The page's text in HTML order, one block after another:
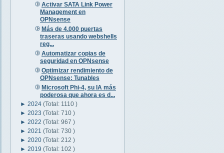
Activar SATA Link Power
Management en
OPNsense
Más de 4.000 puertas
traseras usando webshells
reg...
Automatizar copias de
seguridad en OPNsense
Optimizar rendimiento de
OPNsense: Tunables
Microsoft Phi-4, su IA más
poderosa que ahora es d...
► 2024 (Total: 1110 )
► 2023 (Total: 710 )
► 2022 (Total: 967 )
► 2021 (Total: 730 )
► 2020 (Total: 212 )
► 2019 (Total: 102 )